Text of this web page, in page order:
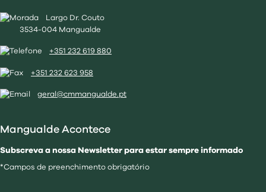
Largo Dr. Couto
3534-004 Mangualde
+351 232 619 880
+351 232 623 958
geral@cmmangualde.pt
Mangualde Acontece
Subscreva a nossa Newsletter para estar sempre informado
*Campos de preenchimento obrigatório